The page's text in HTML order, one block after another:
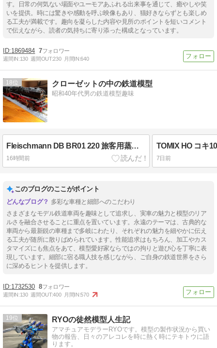
す。日常の何気ない場面やユーモアあふれる出来事を通じて、癒やしや笑
いを提供。時には驚きや感動を呼ぶ映像もあり、猫好きならずとも楽しめ
る工夫が満載です。趣向を凝らした内容や見所のポイントを短いコメント
で伝えながら、読者の気持ちに寄り添った構成となっています。
1869484 7
週間IN:130 週間OUT:230 月間IN:640
18 クローゼットの中の鉄道模型
昭和40年代男の鉄道模型趣味
Fleischmann DB BR01 220 旅客用蒸気機関車
16時間前 7日前
このブログのここがポイント
多彩な車種と細部へのこだわり
さまざまなモデル鉄道車両を趣味として追求し、実車の魅力と模型のリア
ルさを融合させることに重点を置いています。永遠のテーマは、古典的な
車両から最新鋭の車種まで多岐にわたり、それぞれの魅力を細やかに伝え
る工夫が随所に散りばめられています。性能追求はもちろん、加工やカス
タマイズにも焦点をあて、模型愛好家ならではの拘りと遊び心を丁寧に表
現しています。細部に宿る職人技を感じながら、ご自身の鉄道世界をさら
に深めるヒントを提供します。
1732530 8
週間IN:130 週間OUT:400 月間IN:570
19 RYOの徒然模型人生記
アマチュアモデラーRYOです。模型の製作状況から買い
物の報告、日々のアレコレを時に熱く時にテキトウに語
ります。